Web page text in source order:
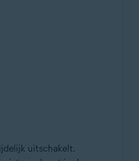
uitschakelt.